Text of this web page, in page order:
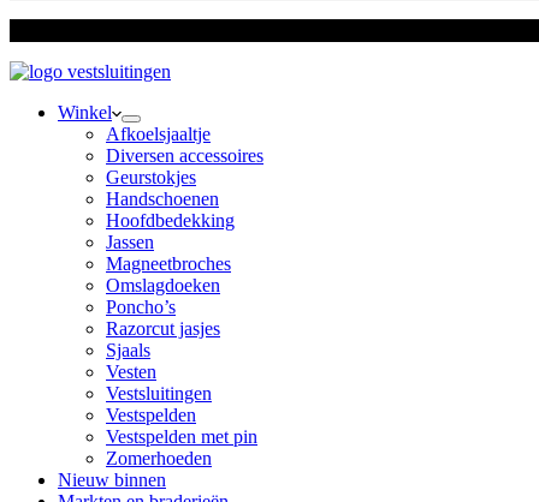
Winkel
Afkoelsjaaltje
Diversen accessoires
Geurstokjes
Handschoenen
Hoofdbedekking
Jassen
Magneetbroches
Omslagdoeken
Poncho’s
Razorcut jasjes
Sjaals
Vesten
Vestsluitingen
Vestspelden
Vestspelden met pin
Zomerhoeden
Nieuw binnen